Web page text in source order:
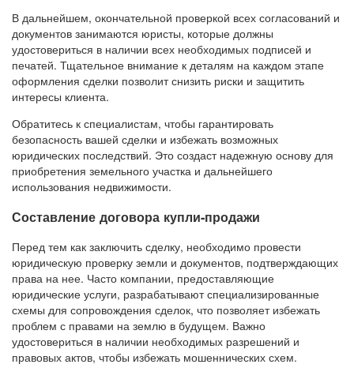
В дальнейшем, окончательной проверкой всех согласований и
документов занимаются юристы, которые должны
удостовериться в наличии всех необходимых подписей и
печатей. Тщательное внимание к деталям на каждом этапе
оформления сделки позволит снизить риски и защитить
интересы клиента.
Обратитесь к специалистам, чтобы гарантировать
безопасность вашей сделки и избежать возможных
юридических последствий. Это создаст надежную основу для
приобретения земельного участка и дальнейшего
использования недвижимости.
Составление договора купли-продажи
Перед тем как заключить сделку, необходимо провести
юридическую проверку земли и документов, подтверждающих
права на нее. Часто компании, предоставляющие
юридические услуги, разрабатывают специализированные
схемы для сопровождения сделок, что позволяет избежать
проблем с правами на землю в будущем. Важно
удостовериться в наличии необходимых разрешений и
правовых актов, чтобы избежать мошеннических схем.